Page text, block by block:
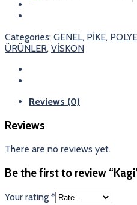
Categories: GENEL, PİKE,
ÜRÜNLER, VİSKON
Reviews (0)
Reviews
There are no reviews yet.
Be the first to review
Your rating *